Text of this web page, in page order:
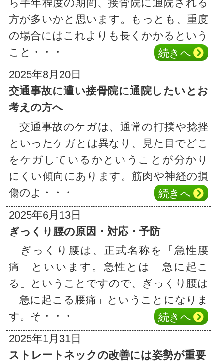
ら半年程度の期間、接骨院に通院される
方が多いかと思います。もっとも、重度
の場合にはこれよりも長くかかるという
こと・・・
続き へ
2025年8月20日
交通事故に遭い接骨院に通院したいとお
考えの方へ
交通事故のケガは、通常の打撲や捻挫
といったケガとは異なり、見た目でどこ
をケガしているかということが分かり
にくい傾向にあります。筋肉や神経の損
傷のよ・・・
続き へ
2025年6月13日
ぎっくり腰の原因・対応・予防
ぎっくり腰は、正式名称を「急性腰
痛」といいます。急性とは「急に起こ
る」ということですので、ぎっくり腰は
「急に起こる腰痛」ということになりま
す。そ・・・
続き へ
2025年1月31日
ストレートネックの改善には姿勢が重要